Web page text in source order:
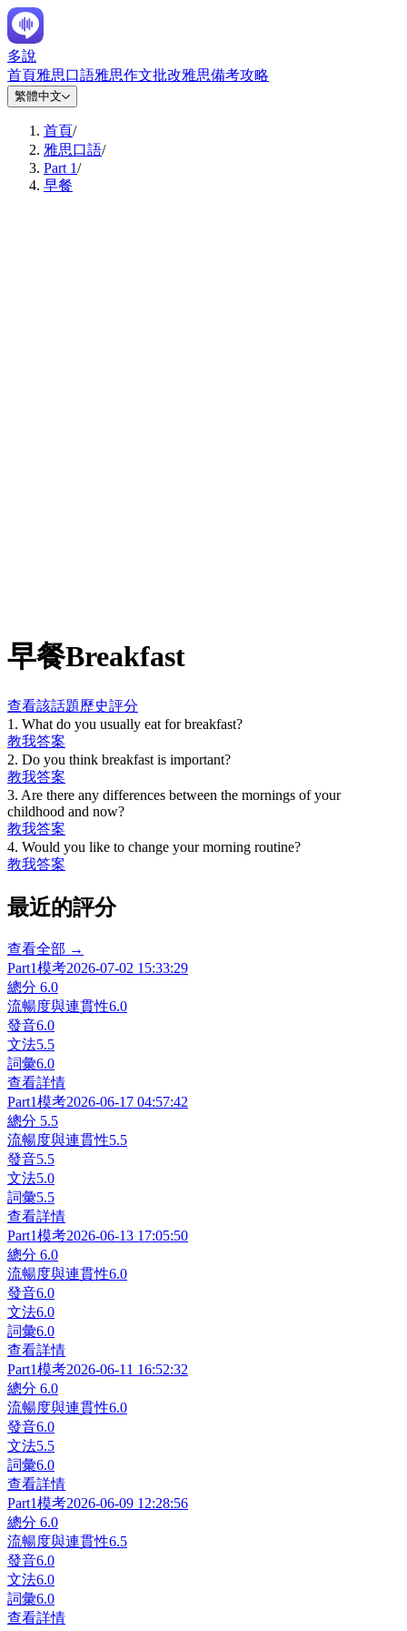
多說
首頁雅思口語雅思作文批改雅思備考攻略
繁體中文
首頁/
雅思口語/
Part 1/
早餐
早餐Breakfast
查看該話題歷史評分
1 . What do you usually eat for breakfast?
教我答案
2. Do you think breakfast is important?
教我答案
3. Are there any differences between the mornings of your
childhood and now?
教我答案
4. Would you like to change your morning routine?
教我答案
最近的評分
查看全部 →
Part1模考2026-07-02 15:33:29
總分 6.0
流暢度與連貫性6.0
發音6.0
文法5.5
詞彙6.0
查看詳情
Part1模考2026-06-17 04:57:42
總分 5.5
流暢度與連貫性5.5
發音5.5
文法5.0
詞彙5.5
查看詳情
Part1模考2026-06-13 17:05:50
總分 6.0
流暢度與連貫性6.0
發音6.0
文法6.0
詞彙6.0
查看詳情
Part1模考2026-06-11 16:52:32
總分 6.0
流暢度與連貫性6.0
發音6.0
文法5.5
詞彙6.0
查看詳情
Part1模考2026-06-09 12:28:56
總分 6.0
流暢度與連貫性6.5
發音6.0
文法6.0
詞彙6.0
查看詳情